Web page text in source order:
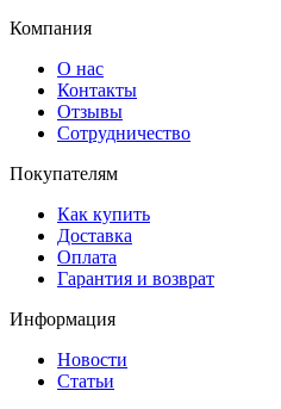
Компания
О нас
Контакты
Отзывы
Сотрудничество
Покупателям
Как купить
Доставка
Оплата
Гарантия и возврат
Информация
Новости
Статьи